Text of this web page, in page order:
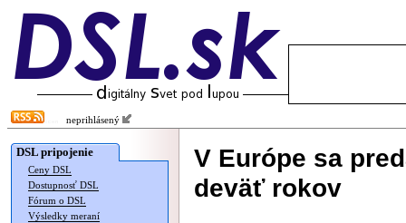
neprihlásený
DSL pripojenie
Ceny DSL
Dostupnosť DSL
Fórum o DSL
Výsledky meraní
V Európe sa
deväť rokov